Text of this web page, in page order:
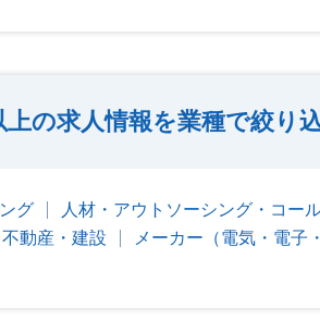
上の求人情報を業種で絞り
グ
人材・アウトソーシング・コー
不動産・建設 メーカー（電気・電子